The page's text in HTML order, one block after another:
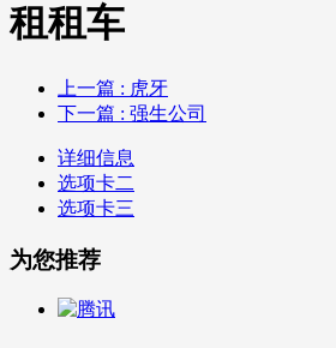
租租车
上一篇 : 虎牙
下一篇 : 强生公司
详细信息
选项卡二
选项卡三
为您推荐